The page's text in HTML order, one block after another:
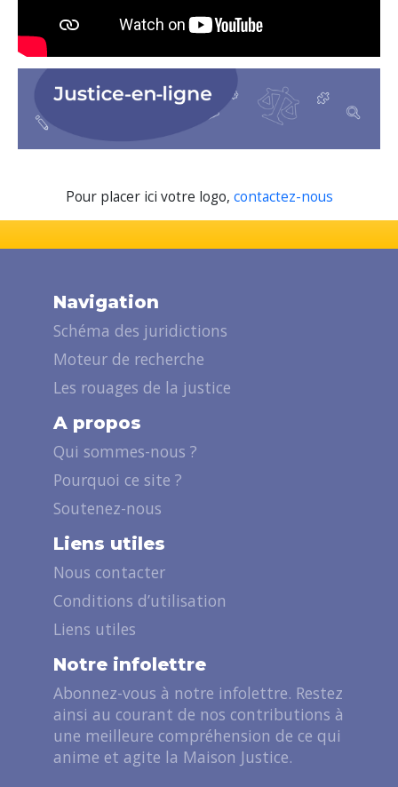
Pour placer ici votre logo, contactez-nous
Navigation
Schéma des juridictions
Moteur de recherche
Les rouages de la justice
A propos
Qui sommes-nous ?
Pourquoi ce site ?
Soutenez-nous
Liens utiles
Nous contacter
Conditions d’utilisation
Liens utiles
Notre infolettre
Abonnez-vous à notre infolettre. Restez
ainsi au courant de nos contributions à
une meilleure compréhension de ce qui
anime et agite la Maison Justice.